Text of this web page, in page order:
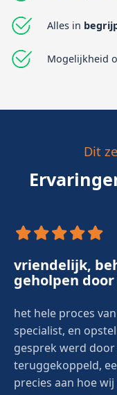
Alles in
Mogelijkheid
Dit
vriendelijk,
geholpen
het hele proces
specialist, en
gesprek werd
teruggekoppeld,
precies aan hoe